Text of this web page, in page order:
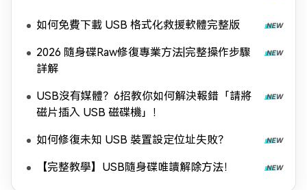
如何免費下載 USB 格式化救援軟體完整版
2026 隨身碟Raw修復專業方法|完整操作步驟
詳解
USB沒有媒體？6招教你如何解決報錯「請將
磁片插入 USB 磁碟機」！
如何修復未知 USB 裝置設定位址失敗？
【完整教學】USB隨身碟唯讀解除方法！